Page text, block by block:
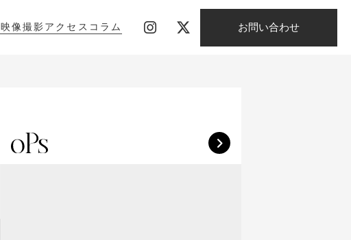
映像撮影アクセス コラム お問い合わせ